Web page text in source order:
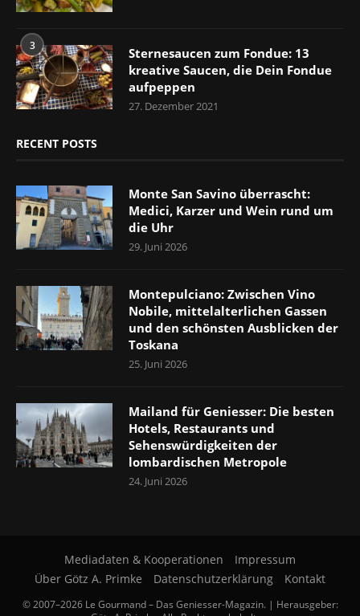
3
Sternesaucen zum Fondue: 13
kreative Saucen, die Dein Fondue
aufpeppen
27. Dezember 2021
RECENT POSTS
Monte San Savino überrascht:
Medici, Karzer und Wein rund um
die Uhr
29. Juni 2026
Montepulciano: Zwischen Vino
Nobile, mittelalterlichen Gassen
und den schönsten Ausblicken der
Toskana
25. Juni 2026
Mailand für Geniesser: Die besten
Hotels, Restaurants und
Sehenswürdigkeiten der
lombardischen Metropole
24. Juni 2026
Mediadaten & Kooperationen
Impressum
Über Götz A. Primke
Datenschutzerklärung Kontakt
© 2007–2026 Le Gourmand – Das Geniesser-Magazin. | Herausgeber: